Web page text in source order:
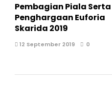
Pembagian Piala Serta
Penghargaan Euforia
Skarida 2019
12 September 2019 0